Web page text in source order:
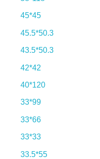
45*45
45.5*50.3
43.5*50.3
42*42
40*120
33*99
33*66
33*33
33.5*55